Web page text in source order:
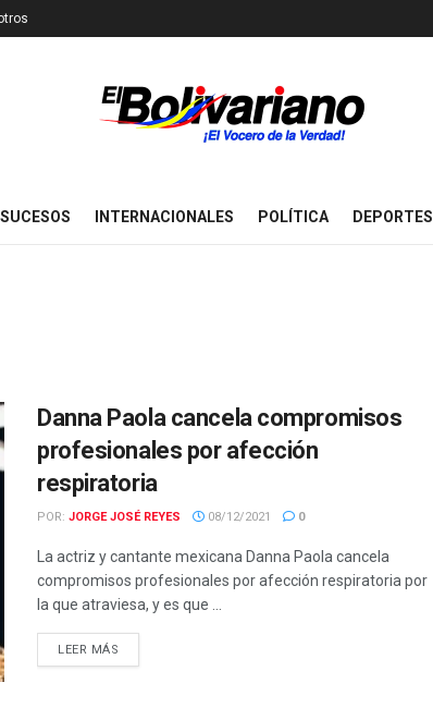
SUCESOS INTERNACIONALES POLÍTICA DEPORTES
Danna Paola cancela compromisos
profesionales por afección
respiratoria
POR: JORGE JOSÉ REYES 08/12/2021 0
La actriz y cantante mexicana Danna Paola cancela
compromisos profesionales por afección respiratoria por
la que atraviesa, y es que ...
LEER MÁS